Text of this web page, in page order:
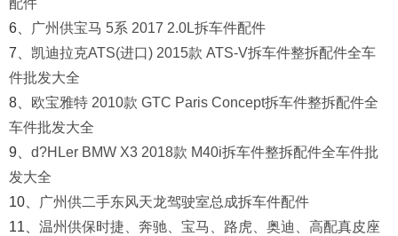
配件
6、
广州供宝马 5系 2017 2.0L拆车件配件
7、 凯迪拉克ATS(进口) 2015款 ATS-V拆车件整拆配件全车
件批发大全
8、 欧宝雅特 2010款 GTC Paris Concept拆车件整拆配件全
车件批发大全
9、 d?HLer BMW X3 2018款 M40i拆车件整拆配件全车件批
发大全
10、
广州供二手东风天龙驾驶室总成拆车件配件
11、 温州供保时捷、奔驰、宝马、路虎、奥迪、高配真皮座